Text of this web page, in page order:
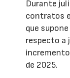
Durante
contratos
que
respecto a
de 2025.